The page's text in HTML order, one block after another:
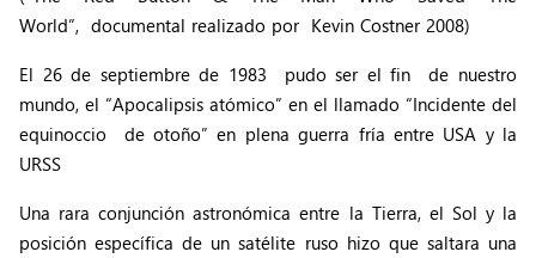
World”, documental realizado por Kevin Costner 2008)
El 26 de septiembre de 1983 pudo ser el fin de nuestro
mundo, el “Apocalipsis atómico” en el llamado “Incidente del
equinoccio de otoño” en plena guerra fría entre USA y la
URSS
Una rara conjunción astronómica entre la Tierra, el Sol y la
posición específica de un satélite ruso hizo que saltara una